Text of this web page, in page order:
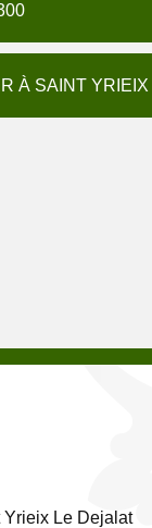
À SAINT
Le Dejalat